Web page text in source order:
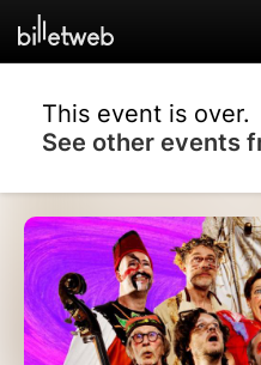
This event is over.
See other events